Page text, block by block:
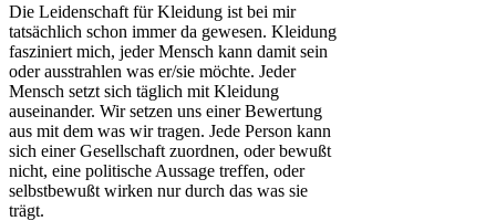
Die Leidenschaft für Kleidung ist bei mir
tatsächlich schon immer da gewesen. Kleidung
fasziniert mich, jeder Mensch kann damit sein
oder ausstrahlen was er/sie möchte. Jeder
Mensch setzt sich täglich mit Kleidung
auseinander. Wir setzen uns einer Bewertung
aus mit dem was wir tragen. Jede Person kann
sich einer Gesellschaft zuordnen, oder bewußt
nicht, eine politische Aussage treffen, oder
selbstbewußt wirken nur durch das was sie
trägt.